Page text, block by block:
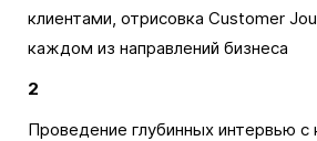
клиентами, отрисовка Customer
каждом из направлений бизнеса
2
Проведение глубинных интервью с